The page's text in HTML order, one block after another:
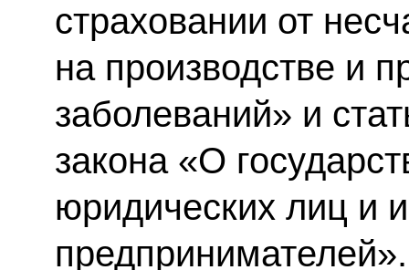
страховании от
на производстве и
заболеваний» и
закона «О
юридических лиц и
предпринимателей».